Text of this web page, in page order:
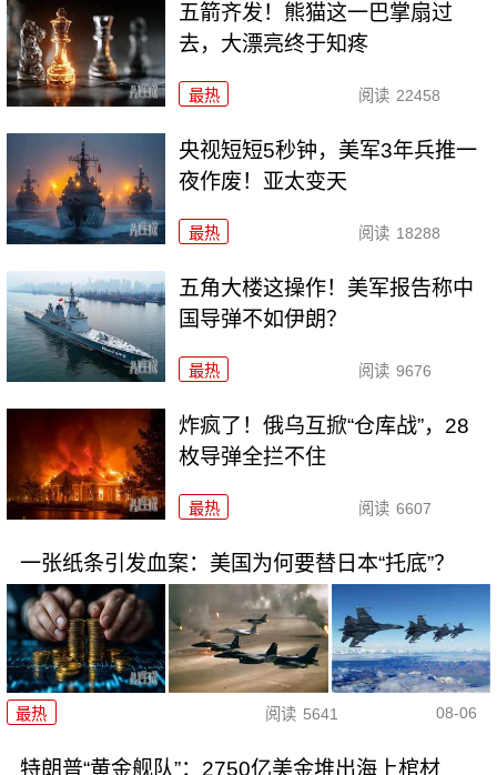
五箭齐发！熊猫这一巴掌扇过
去，大漂亮终于知疼
最热 阅读 22458
央视短短5秒钟，美军3年兵推一
夜作废！亚太变天
最热 阅读 18288
五角大楼这操作！美军报告称中
国导弹不如伊朗？
最热 阅读 9676
炸疯了！俄乌互掀“仓库战”，28
枚导弹全拦不住
最热 阅读 6607
一张纸条引发血案：美国为何要替日本“托底”？
最热 阅读 5641 08-06
特朗普“黄金舰队”：2750亿美金堆出海上棺材